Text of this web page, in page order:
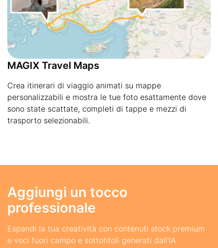
MAGIX Travel Maps
Crea itinerari di viaggio animati su mappe
personalizzabili e mostra le tue foto esattamente dove
sono state scattate, completi di tappe e mezzi di
trasporto selezionabili.
Aggiungi un tocco
professionale
Espandi la tua creatività con contenuti stock premium
e voci fuori campo e sottotitoli generati dall'IA.